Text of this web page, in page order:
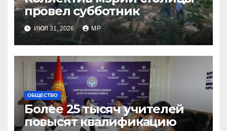
провел субботник
ИЮЛ 31, 2026 MP
ОБЩЕСТВО
Более 25 тысяч учителей
повысят квалификацию